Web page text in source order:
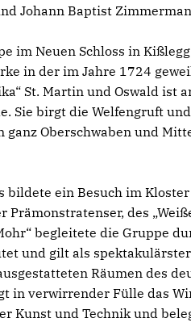
Johann Baptist
im Neuen Schloss in
in der im Jahre 1724
St. Martin und Oswald
Sie birgt die Welfengruft
ganz Oberschwaben und
bildete ein Besuch im
des
begleitete die Gruppe
und gilt als
Räumen des
in verwirrender Fülle das
Kunst und Technik und